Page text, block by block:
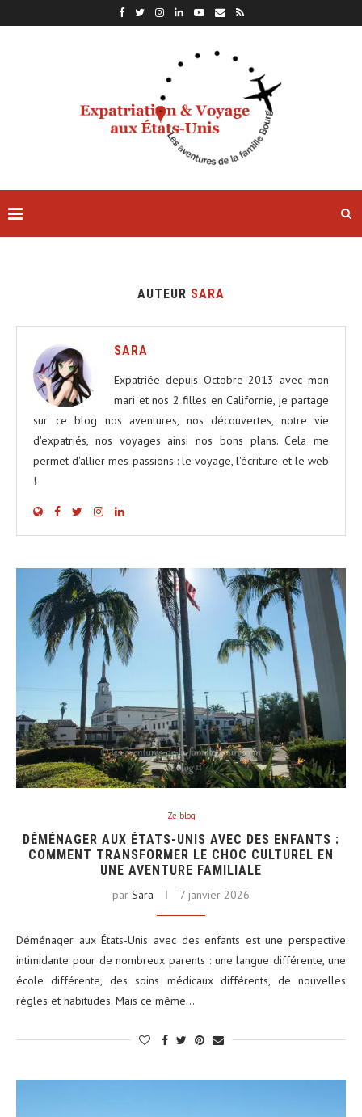
AUTEUR SARA
SARA
Expatriée depuis Octobre 2013 avec mon
mari et nos 2 filles en Californie, je partage
sur ce blog nos aventures, nos découvertes, notre vie
d'expatriés, nos voyages ainsi nos bons plans. Cela me
permet d'allier mes passions : le voyage, l'écriture et le web
!
Ze blog
DÉMÉNAGER AUX ÉTATS-UNIS AVEC DES ENFANTS :
COMMENT TRANSFORMER LE CHOC CULTUREL EN
UNE AVENTURE FAMILIALE
par Sara 7 janvier 2026
Déménager aux États-Unis avec des enfants est une perspective
intimidante pour de nombreux parents : une langue différente, une
école différente, des soins médicaux différents, de nouvelles
règles et habitudes. Mais ce même…